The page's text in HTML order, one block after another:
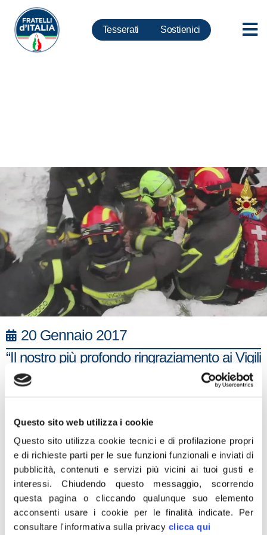
Questo sito web utilizza i cookie
Questo sito utilizza cookie tecnici e di profilazione propri
e di richieste parti per le sue funzioni funzionali e inviati di
pubblicità, contenuti e servizi più vicini ai tuoi gusti e
interessi.Chiudendo questo messaggio, scorrendo
questa pagina o cliccando qualunque suo elemento
acconsenti usare i cookie per le finalità indicate. Per
consultare l'informativa sulla privacy clicca qui
Tesserati Sostienici
20 Gennaio 2017
“Il nostro più profondo ringraziamento ai Vigili
del Fuoco e a tutte le forze impegnate per
soccorrere le persone sommerse
colpiti dal terremoto e dal maltempo. Uomini
e donne di straordinaria caparbietà di cui
vorremmo essere mani e braccia per
potenziarne la tenacia. Un bentornato alla
vita ai sopravvissuti. Di fronte a questa gioia,
che speriamo possa replicarsi con altri
salvataggi, ci sono però le decine di comuni